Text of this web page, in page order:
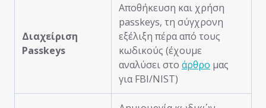
Διαχείριση
Passkeys
Αποθήκευση και χρήση
passkeys, τη σύγχρονη
εξέλιξη πέρα από τους
κωδικούς (έχουμε
αναλύσει στο άρθρο μας
για FBI/NIST)